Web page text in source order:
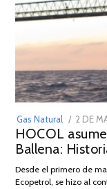
Gas Natural
ON
2 DE
HOCOL
Ballena:
Desde el primero de
Ecopetrol, se hizo al